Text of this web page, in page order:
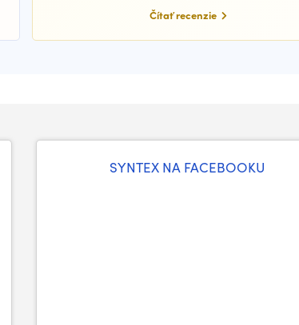
Čítať recenzie
SYNTEX NA FACEBOOKU